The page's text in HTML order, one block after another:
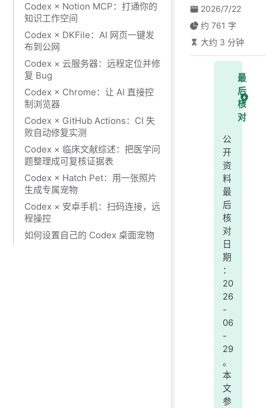
Codex × Notion MCP：打通你的
知识工作空间
Codex × DKFile：AI 网页一键发
布到公网
Codex × 云服务器：远程定位并修
复 Bug
Codex × Chrome：让 AI 直接控
制浏览器
Codex × GitHub Actions：CI 失
败自动修复实测
Codex × 临床文献综述：把医学问
题整理成可复核证据表
Codex × Hatch Pet：用一张照片
生成专属宠物
Codex × 安卓手机：扫码连接，远
程操控
如何设置自己的 Codex 桌面宠物
2026/7/22
约 761 字
大约 3 分钟
最
后
核
对
公
开
资
料
最
后
核
对
日
期
：
20
26
-
06
-
29
。
本
文
参